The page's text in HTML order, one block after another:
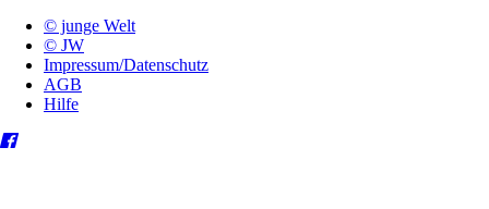
© junge Welt
© JW
Impressum/Datenschutz
AGB
Hilfe